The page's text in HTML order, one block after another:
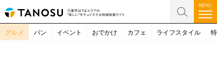
グルメ パン イベント おでかけ カフェ ライフスタイル